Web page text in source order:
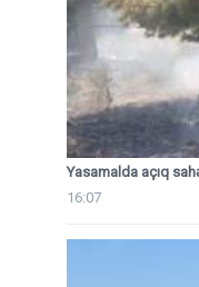
Yasamalda açıq
16:07